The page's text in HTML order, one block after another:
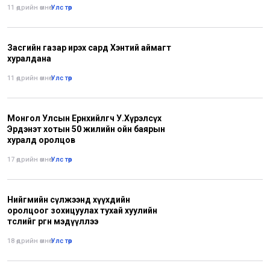
11 өдрийн өмнө•Улс төр
Засгийн газар ирэх сард Хэнтий аймагт
хуралдана
11 өдрийн өмнө•Улс төр
Монгол Улсын Ерөнхийлөгч У.Хүрэлсүх
Эрдэнэт хотын 50 жилийн ойн баярын
хуралд оролцов
17 өдрийн өмнө•Улс төр
Нийгмийн сүлжээнд хүүхдийн
оролцоог зохицуулах тухай хуулийн
төслийг өргөн мэдүүллээ
18 өдрийн өмнө•Улс төр